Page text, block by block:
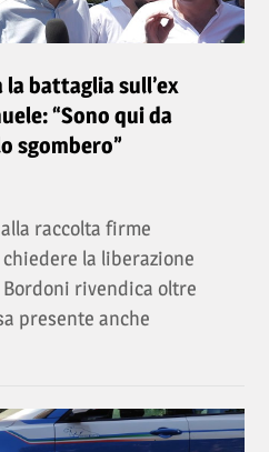
battaglia sull’ex
“Sono qui da
sgombero”
raccolta firme
la liberazione
rivendica oltre
presente anche